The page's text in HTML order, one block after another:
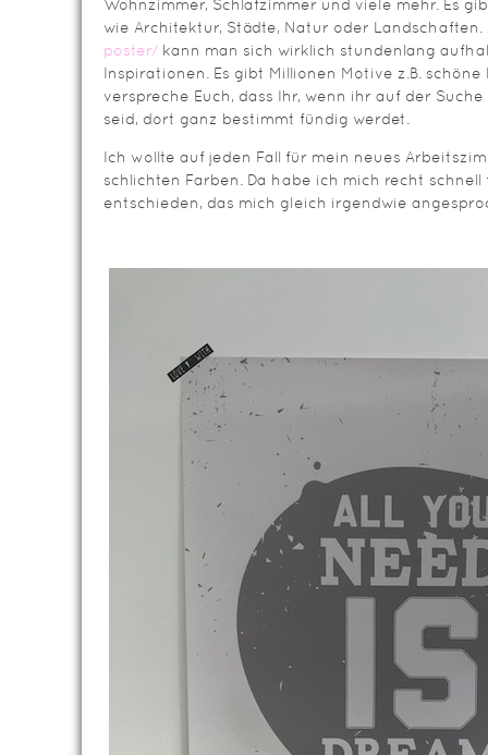
Wohnzimmer, Schlafzimmer und viele mehr. Es
wie Architektur, Städte, Natur oder
poster/ kann man sich wirklich stundenlang
Inspirationen. Es gibt Millionen Motive z.B. schöne
verspreche Euch, dass Ihr, wenn ihr auf der
seid, dort ganz bestimmt fündig werdet.
Ich wollte auf jeden Fall für mein neues
schlichten Farben. Da habe ich mich recht schnell
entschieden, das mich gleich irgendwie